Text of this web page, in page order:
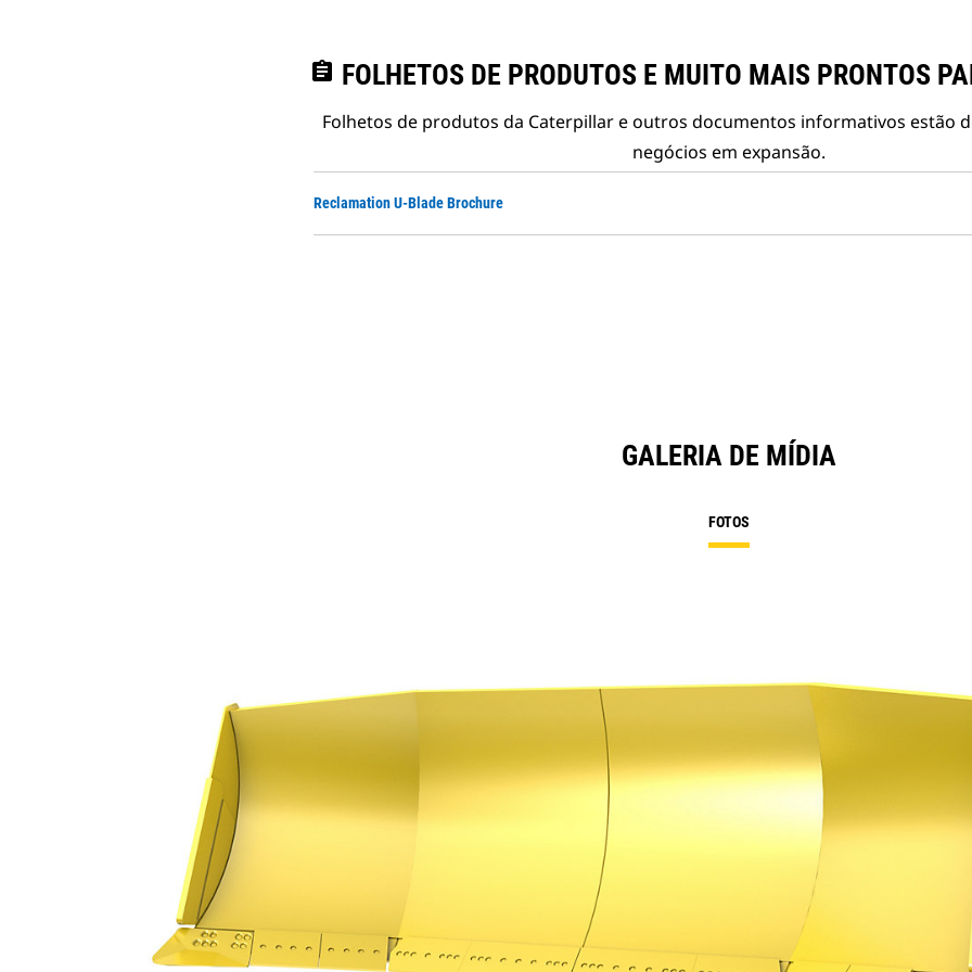
assignment FOLHETOS DE PRODUTOS E MUITO MAIS PRONTOS
Folhetos de produtos da Caterpillar e outros documentos informativos estão
negócios em expansão.
Reclamation U-Blade Brochure
GALERIA DE MÍDIA
FOTOS